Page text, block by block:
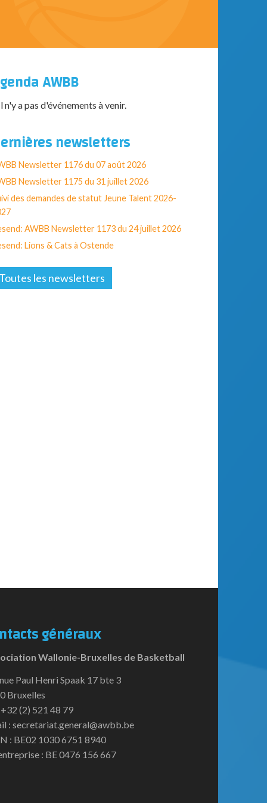
AWBB
n'y a pas d'événements à venir.
newsletters
Newsletter 1176 du 07 août 2026
Newsletter 1175 du 31 juillet 2026
des demandes de statut Jeune Talent 2026-
AWBB Newsletter 1173 du 24 juillet 2026
Lions & Cats à Ostende
les newsletters
généraux
Wallonie-Bruxelles de Basketball
Paul Henri Spaak 17 bte 3
Bruxelles
(2) 521 48 79
: secretariat.general@awbb.be
: BE02 1030 6751 8940
: BE 0476 156 667